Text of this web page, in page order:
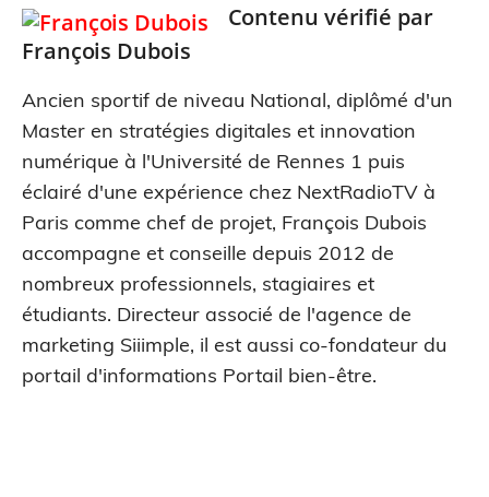
Contenu vérifié par
François Dubois
Ancien sportif de niveau National, diplômé d'un
Master en stratégies digitales et innovation
numérique à l'Université de Rennes 1 puis
éclairé d'une expérience chez NextRadioTV à
Paris comme chef de projet, François Dubois
accompagne et conseille depuis 2012 de
nombreux professionnels, stagiaires et
étudiants. Directeur associé de l'agence de
marketing Siiimple, il est aussi co-fondateur du
portail d'informations Portail bien-être.